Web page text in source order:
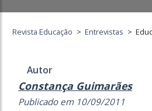
Revista Educação > Entrevistas >
Autor
Constança Guimarães
Publicado em 10/09/2011